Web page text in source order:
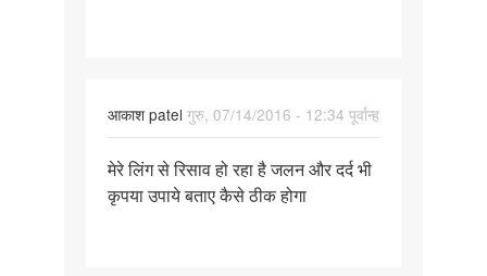
आकाश patel गुरु, 07/14/2016 - 12:34 पूर्वान्ह
मेरे
लिंग
मेरे लिंग से रिसाव हो रहा है जलन और दर्द भी
कृपया उपाये बताए कैसे ठीक होगा